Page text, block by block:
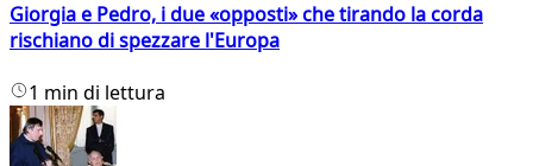
Giorgia e Pedro, i due «opposti» che tirando la corda
rischiano di spezzare l'Europa
1 min di lettura